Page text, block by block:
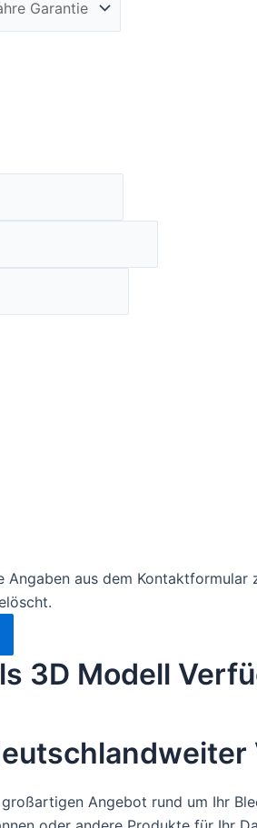
Angaben aus dem
3D Modell
Angebot rund um Ihr